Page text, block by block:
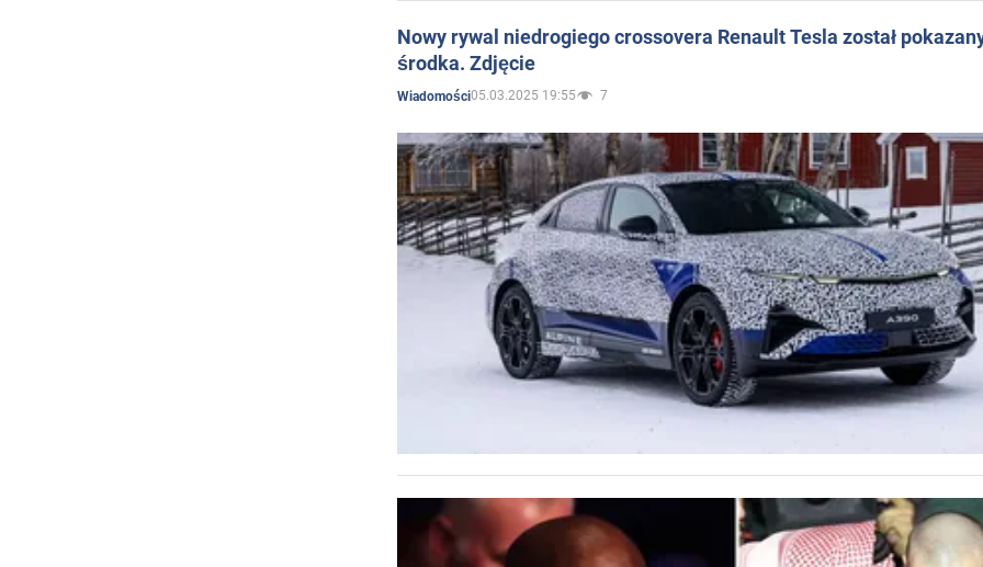
Nowy rywal niedrogiego crossovera Renault Tesla został
środka. Zdjęcie
Wiadomości05.03.2025 19:55 7